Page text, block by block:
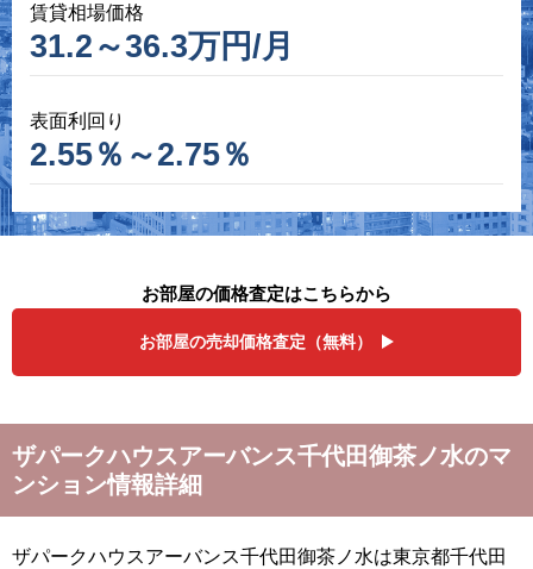
賃貸相場価格
31.2～36.3万円/月
表面利回り
2.55％～2.75％
お部屋の価格査定はこちらから
お部屋の売却価格査定（無料）
ザパークハウスアーバンス千代田御茶ノ水のマ
ンション情報詳細
ザパークハウスアーバンス千代田御茶ノ水は東京都千代田